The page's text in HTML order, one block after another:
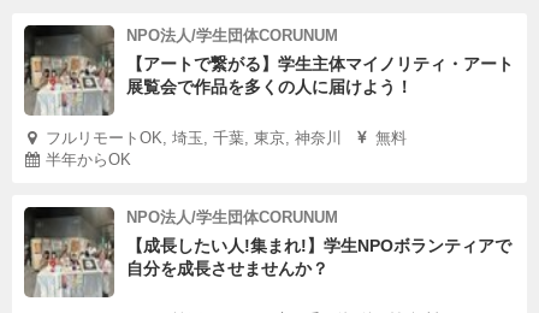
NPO法人/学生団体CORUNUM
【アートで繋がる】学生主体マイノリティ・アート
展覧会で作品を多くの人に届けよう！
フルリモートOK, 埼玉, 千葉, 東京, 神奈川
無料
半年からOK
NPO法人/学生団体CORUNUM
【成長したい人!集まれ!】学生NPOボランティアで
自分を成長させませんか？